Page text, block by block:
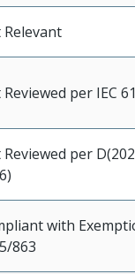
per IEC
per
with
863